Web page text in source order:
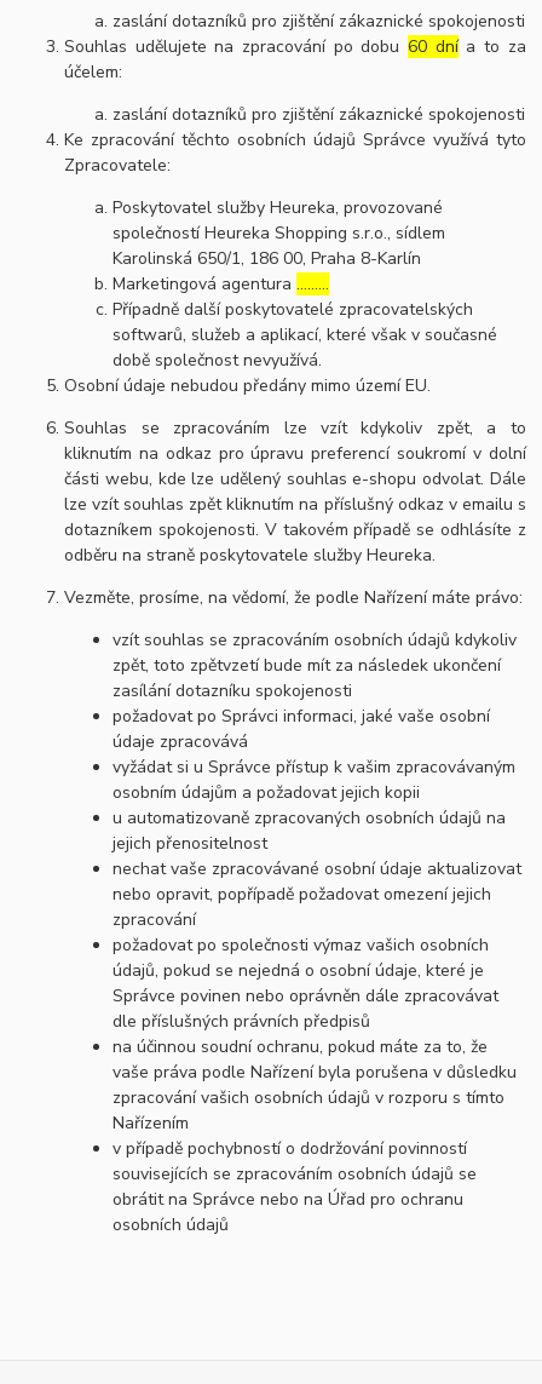
zaslání dotazníků pro zjištění zákaznické spokojenosti
Souhlas udělujete na zpracování po dobu60 dnía to za
účelem:
zaslání dotazníků pro zjištění zákaznické spokojenosti
Ke zpracování těchto osobních údajů Správce využívá tyto
Zpracovatele:
Poskytovatel služby Heureka, provozované
společností Heureka Shopping s.r.o., sídlem
Karolinská 650/1, 186 00, Praha 8-Karlín
Marketingová agentura………
Případně další poskytovatelé zpracovatelských
softwarů, služeb a aplikací, které však v současné
době společnost nevyužívá.
Osobní údaje nebudou předány mimo území EU.
Souhlas se zpracováním lze vzít kdykoliv zpět, a to
kliknutím na odkaz pro úpravu preferencí soukromí v dolní
části webu, kde lze udělený souhlas e-shopu odvolat. Dále
lze vzít souhlas zpět kliknutím na příslušný odkaz v emailu s
dotazníkem spokojenosti. V takovém případě se odhlásíte z
odběru na straně poskytovatele služby Heureka.
Vezměte, prosíme, na vědomí, že podle Nařízení máte právo:
vzít souhlas se zpracováním osobních údajů kdykoliv
zpět, toto zpětvzetí bude mít za následek ukončení
zasílání dotazníku spokojenosti
požadovat po Správci informaci, jaké vaše osobní
údaje zpracovává
vyžádat si u Správce přístup k vašim zpracovávaným
osobním údajům a požadovat jejich kopii
u automatizovaně zpracovaných osobních údajů na
jejich přenositelnost
nechat vaše zpracovávané osobní údaje aktualizovat
nebo opravit, popřípadě požadovat omezení jejich
zpracování
požadovat po společnosti výmaz vašich osobních
údajů, pokud se nejedná o osobní údaje, které je
Správce povinen nebo oprávněn dále zpracovávat
dle příslušných právních předpisů
na účinnou soudní ochranu, pokud máte za to, že
vaše práva podle Nařízení byla porušena v důsledku
zpracování vašich osobních údajů v rozporu s tímto
Nařízením
v případě pochybností o dodržování povinností
souvisejících se zpracováním osobních údajů se
obrátit na Správce nebo na Úřad pro ochranu
osobních údajů